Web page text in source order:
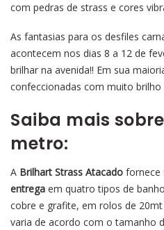
com pedras de strass e cores
As fantasias para os desfiles
acontecem nos dias 8 a 12 de
brilhar na avenida!! Em sua
confeccionadas com muito
Saiba mais
metro:
A Brilhart Strass Atacado fornece
entrega em quatro tipos de
cobre e grafite, em rolos de
varia de acordo com o tamanho